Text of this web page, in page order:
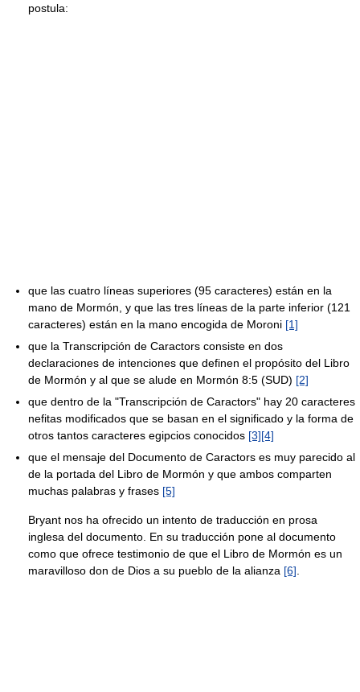
postula:
que las cuatro líneas superiores (95 caracteres) están en la
mano de Mormón, y que las tres líneas de la parte inferior (121
caracteres) están en la mano encogida de Moroni [1]
que la Transcripción de Caractors consiste en dos
declaraciones de intenciones que definen el propósito del Libro
de Mormón y al que se alude en Mormón 8:5 (SUD) [2]
que dentro de la "Transcripción de Caractors" hay 20 caracteres
nefitas modificados que se basan en el significado y la forma de
otros tantos caracteres egipcios conocidos [3][4]
que el mensaje del Documento de Caractors es muy parecido al
de la portada del Libro de Mormón y que ambos comparten
muchas palabras y frases [5]
Bryant nos ha ofrecido un intento de traducción en prosa
inglesa del documento. En su traducción pone al documento
como que ofrece testimonio de que el Libro de Mormón es un
maravilloso don de Dios a su pueblo de la alianza [6]